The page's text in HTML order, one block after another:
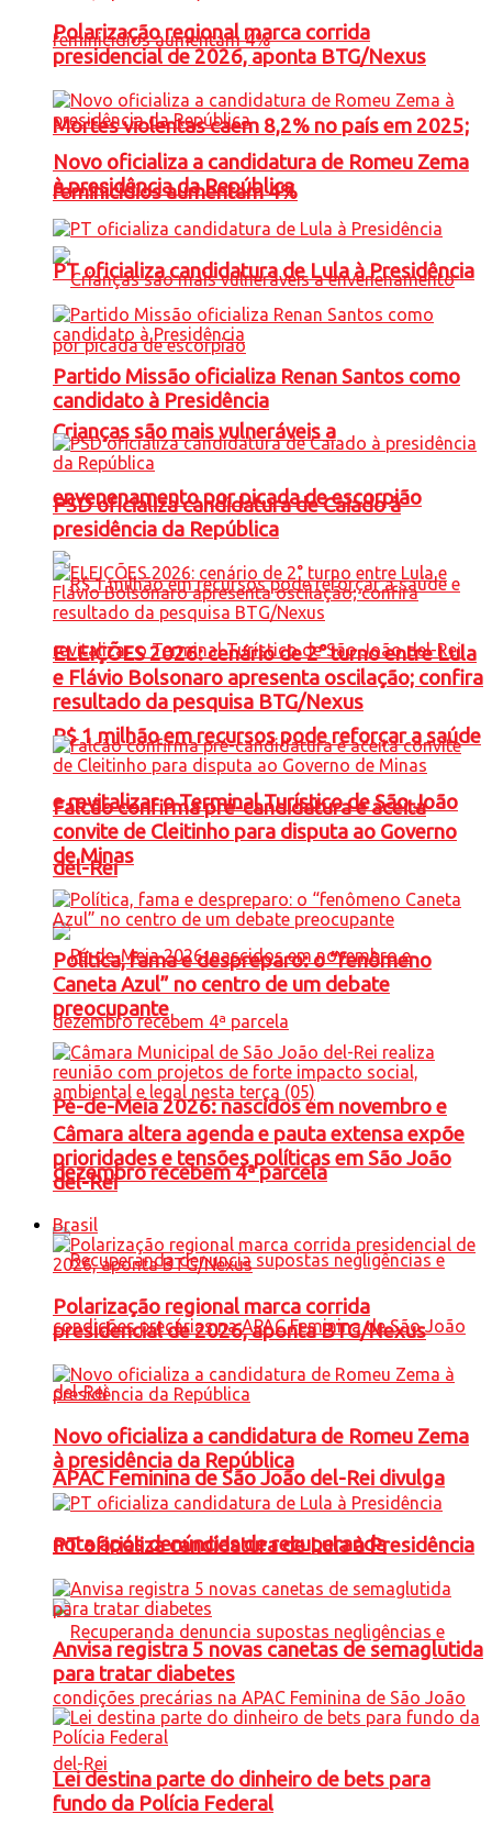
Mortes violentas caem 8,2% no país em 2025;
feminicídios aumentam 4%
Crianças são mais vulneráveis a
envenenamento por picada de escorpião
R$ 1 milhão em recursos pode reforçar a saúde
e revitalizar o Terminal Turístico de São João
del-Rei
Pé-de-Meia 2026: nascidos em novembro e
dezembro recebem 4ª parcela
APAC Feminina de São João del-Rei divulga
nota após denúncias de recuperanda
Polarização regional marca corrida
presidencial de 2026, aponta BTG/Nexus
Novo oficializa a candidatura de Romeu Zema
à presidência da República
PT oficializa candidatura de Lula à Presidência
Partido Missão oficializa Renan Santos como
candidato à Presidência
PSD oficializa candidatura de Caiado à
presidência da República
ELEIÇÕES 2026: cenário de 2° turno entre Lula
e Flávio Bolsonaro apresenta oscilação; confira
resultado da pesquisa BTG/Nexus
Falcão confirma pré-candidatura e aceita
convite de Cleitinho para disputa ao Governo
de Minas
Política, fama e despreparo: o “fenômeno
Caneta Azul” no centro de um debate
preocupante
Câmara altera agenda e pauta extensa expõe
prioridades e tensões políticas em São João
del-Rei
Brasil
Polarização regional marca corrida
presidencial de 2026, aponta BTG/Nexus
Novo oficializa a candidatura de Romeu Zema
à presidência da República
PT oficializa candidatura de Lula à Presidência
Anvisa registra 5 novas canetas de semaglutida
para tratar diabetes
Lei destina parte do dinheiro de bets para
fundo da Polícia Federal